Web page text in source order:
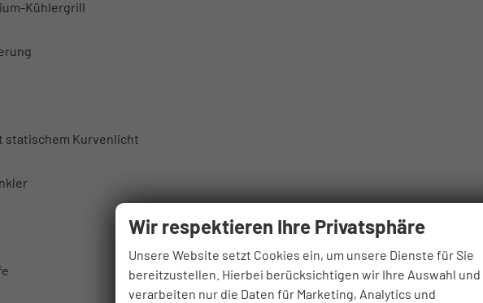
Kühlergrill
statischem Kurvenlicht
Wir respektieren Ihre Privatsphäre
Unsere Website setzt Cookies ein, um unsere Dienste für Sie
bereitzustellen. Hierbei berücksichtigen wir Ihre Auswahl und
verarbeiten nur die Daten für Marketing, Analytics und